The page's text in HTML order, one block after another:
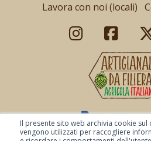
Il presente sito web archivia cookie
vengono utilizzati per raccogliere
Lavora con noi (locali)